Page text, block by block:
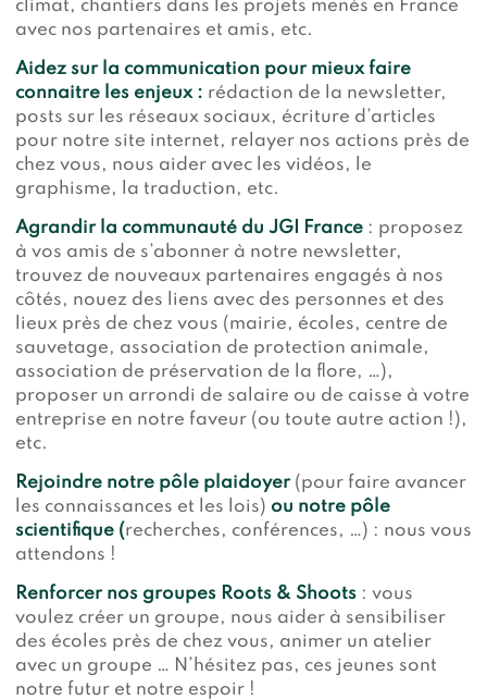
climat, chantiers dans les projets menés en France
avec nos partenaires et amis, etc.
Aidez sur la communication pour mieux faire
connaitre les enjeux : rédaction de la newsletter,
posts sur les réseaux sociaux, écriture d’articles
pour notre site internet, relayer nos actions près de
chez vous, nous aider avec les vidéos, le
graphisme, la traduction, etc.
Agrandir la communauté du JGI France : proposez
à vos amis de s’abonner à notre newsletter,
trouvez de nouveaux partenaires engagés à nos
côtés, nouez des liens avec des personnes et des
lieux près de chez vous (mairie, écoles, centre de
sauvetage, association de protection animale,
association de préservation de la flore, …),
proposer un arrondi de salaire ou de caisse à votre
entreprise en notre faveur (ou toute autre action !),
etc.
Rejoindre notre pôle plaidoyer(pour faire avancer
les connaissances et les lois) ou notre pôle
scientifique (recherches, conférences, …) : nous vous
attendons !
Renforcer nos groupes Roots & Shoots : vous
voulez créer un groupe, nous aider à sensibiliser
des écoles près de chez vous, animer un atelier
avec un groupe … N’hésitez pas, ces jeunes sont
notre futur et notre espoir !